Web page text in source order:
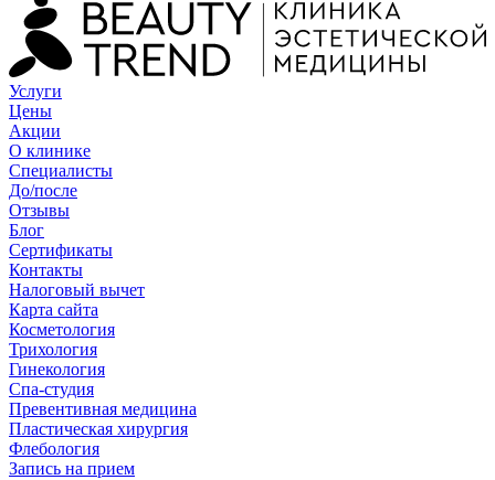
Услуги
Цены
Акции
О клинике
Специалисты
До/после
Отзывы
Блог
Сертификаты
Контакты
Налоговый вычет
Карта сайта
Косметология
Трихология
Гинекология
Спа-студия
Превентивная медицина
Пластическая хирургия
Флебология
Запись на прием